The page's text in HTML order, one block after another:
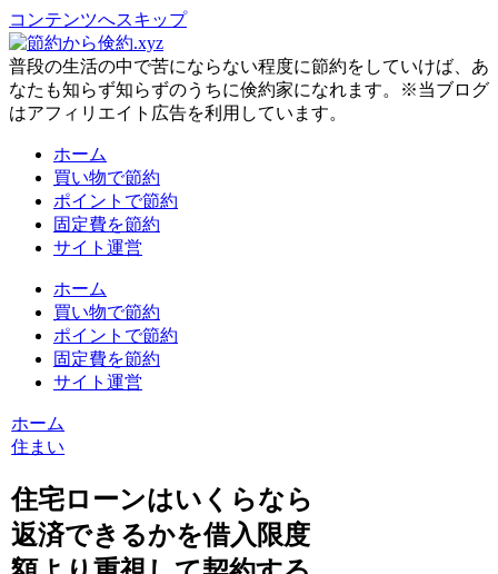
コンテンツへスキップ
普段の生活の中で苦にならない程度に節約をしていけば、あ
なたも知らず知らずのうちに倹約家になれます。※当ブログ
はアフィリエイト広告を利用しています。
ホーム
買い物で節約
ポイントで節約
固定費を節約
サイト運営
ホーム
買い物で節約
ポイントで節約
固定費を節約
サイト運営
ホーム
住まい
住宅ローンはいくらなら
返済できるかを借入限度